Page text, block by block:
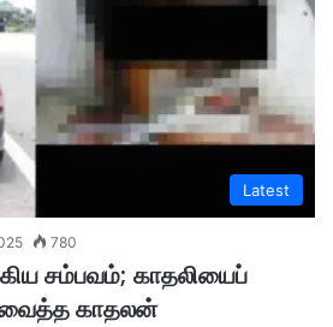
Latest
780
சம்பவம்; காதலியைப்
காதலன்